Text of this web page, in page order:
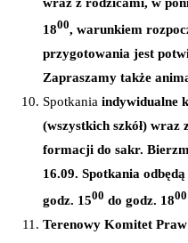
wraz z rodzicami, w
1800, warunkiem
przygotowania jest
Zapraszamy także
Spotkania indywidualne
(wszystkich szkół) wraz
formacji do sakr.
16.09. Spotkania
godz. 1500 do godz. 1800
Terenowy Komitet